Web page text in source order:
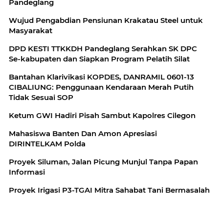
Pandeglang
Wujud Pengabdian Pensiunan Krakatau Steel untuk
Masyarakat
DPD KESTI TTKKDH Pandeglang Serahkan SK DPC
Se-kabupaten dan Siapkan Program Pelatih Silat
Bantahan Klarivikasi KOPDES, DANRAMIL 0601-13
CIBALIUNG: Penggunaan Kendaraan Merah Putih
Tidak Sesuai SOP
Ketum GWI Hadiri Pisah Sambut Kapolres Cilegon
Mahasiswa Banten Dan Amon Apresiasi
DIRINTELKAM Polda
Proyek Siluman, Jalan Picung Munjul Tanpa Papan
Informasi
Proyek Irigasi P3-TGAI Mitra Sahabat Tani Bermasalah